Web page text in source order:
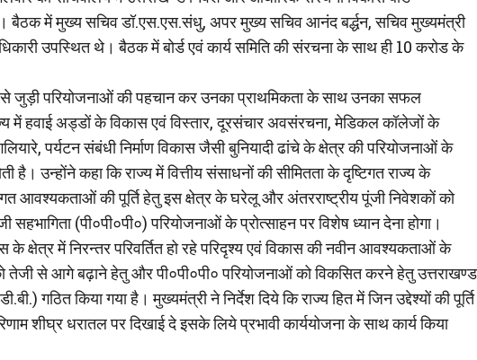
बैठक में मुख्य सचिव डॉ.एस.एस.संधु, अपर मुख्य सचिव आनंद बर्द्धन, सचिव मुख्यमंत्री
उपस्थित थे। बैठक में बोर्ड एवं कार्य समिति की संरचना के साथ ही 10 करोड के
से जुड़ी परियोजनाओं की पहचान कर उनका प्राथमिकता के साथ उनका सफल
में हवाई अड्डों के विकास एवं विस्तार, दूरसंचार अवसंरचना, मेडिकल कॉलेजों के
पर्यटन संबंधी निर्माण विकास जैसी बुनियादी ढांचे के क्षेत्र की परियोजनाओं के
उन्होंने कहा कि राज्य में वित्तीय संसाधनों की सीमितता के दृष्टिगत राज्य के
आवश्यकताओं की पूर्ति हेतु इस क्षेत्र के घरेलू और अंतरराष्ट्रीय पूंजी निवेशकों को
(पी०पी०पी०) परियोजनाओं के प्रोत्साहन पर विशेष ध्यान देना होगा।
के क्षेत्र में निरन्तर परिवर्तित हो रहे परिदृश्य एवं विकास की नवीन आवश्यकताओं के
तेजी से आगे बढ़ाने हेतु और पी०पी०पी० परियोजनाओं को विकसित करने हेतु उत्तराखण्ड
गठित किया गया है। मुख्यमंत्री ने निर्देश दिये कि राज्य हित में जिन उद्देश्यों की पूर्ति
शीघ्र धरातल पर दिखाई दे इसके लिये प्रभावी कार्ययोजना के साथ कार्य किया